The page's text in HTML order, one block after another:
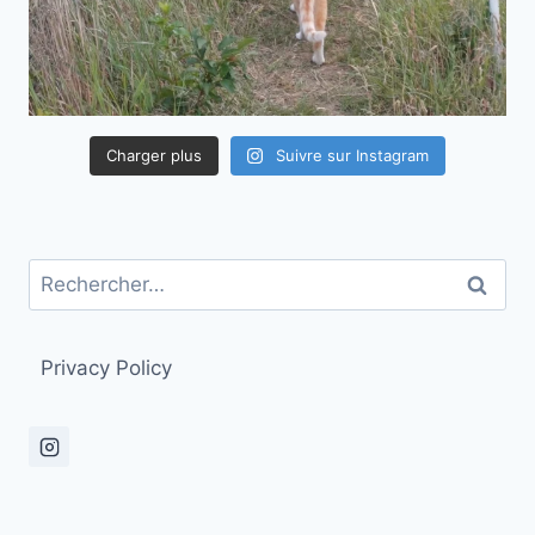
Charger plus Suivre sur Instagram
Rechercher :
Privacy Policy